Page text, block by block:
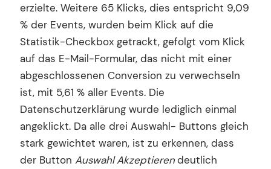
erzielte. Weitere 65 Klicks, dies entspricht 9,09
% der Events, wurden beim Klick auf die
Statistik-Checkbox getrackt, gefolgt vom Klick
auf das E-Mail-Formular, das nicht mit einer
abgeschlossenen Conversion zu verwechseln
ist, mit 5,61 % aller Events. Die
Datenschutzerklärung wurde lediglich einmal
angeklickt. Da alle drei Auswahl- Buttons gleich
stark gewichtet waren, ist zu erkennen, dass
der Button Auswahl Akzeptierendeutlich